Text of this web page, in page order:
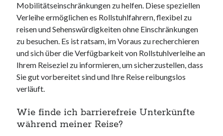
Mobilitätseinschränkungen zu helfen. Diese speziellen
Verleihe ermöglichen es Rollstuhlfahrern, flexibel zu
reisen und Sehenswürdigkeiten ohne Einschränkungen
zu besuchen. Es ist ratsam, im Voraus zu recherchieren
und sich über die Verfügbarkeit von Rollstuhlverleihe an
Ihrem Reiseziel zu informieren, um sicherzustellen, dass
Sie gut vorbereitet sind und Ihre Reise reibungslos
verläuft.
Wie finde ich barrierefreie Unterkünfte
während meiner Reise?